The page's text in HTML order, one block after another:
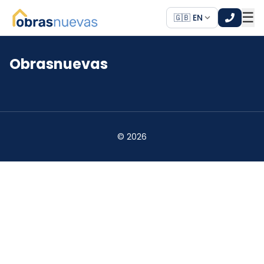
🇬🇧 EN ☰
*
Obrasnuevas
© 2026